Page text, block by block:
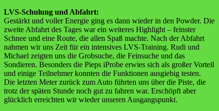
LVS-Schulung und Abfahrt:
Gestärkt und voller Energie ging es dann wieder in den Powder. Die
zweite Abfahrt des Tages war ein weiteres Highlight – feinster
Schnee und eine Route, die allen Spaß machte. Nach der Abfahrt
nahmen wir uns Zeit für ein intensives LVS-Training. Rudi und
Michael zeigten uns die Grobsuche, die Feinsuche und das
Sondieren. Besonders die Pieps iProbe erwies sich als großer Vorteil
und einige Teilnehmer konnten die Funktionen ausgiebig testen.
Die letzten Meter zurück zum Auto führten uns über die Piste, die
trotz der späten Stunde noch gut zu fahren war. Erschöpft aber
glücklich erreichten wir wieder unseren Ausgangspunkt.